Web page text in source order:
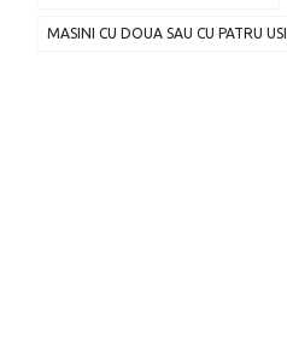
MASINI CU DOUA SAU CU PATRU USI